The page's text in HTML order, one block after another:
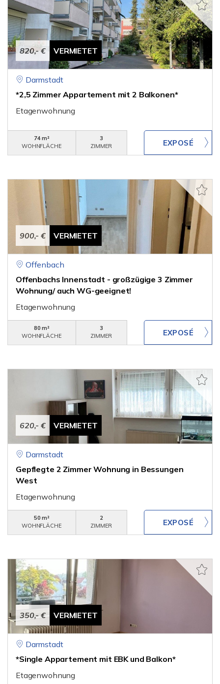
820,- € VERMIETET
Darmstadt
*2,5 Zimmer Appartement mit 2 Balkonen*
Etagenwohnung
74 m²
WOHNFLÄCHE
3
ZIMMER
900,- € VERMIETET
Offenbach
Offenbachs Innenstadt - großzügige 3 Zimmer
Wohnung/ auch WG-geeignet!
Etagenwohnung
80 m²
WOHNFLÄCHE
3
ZIMMER
620,- € VERMIETET
Darmstadt
Gepflegte 2 Zimmer Wohnung in Bessungen
West
Etagenwohnung
50 m²
WOHNFLÄCHE
2
ZIMMER
350,- € VERMIETET
Darmstadt
*Single Appartement mit EBK und Balkon*
Etagenwohnung